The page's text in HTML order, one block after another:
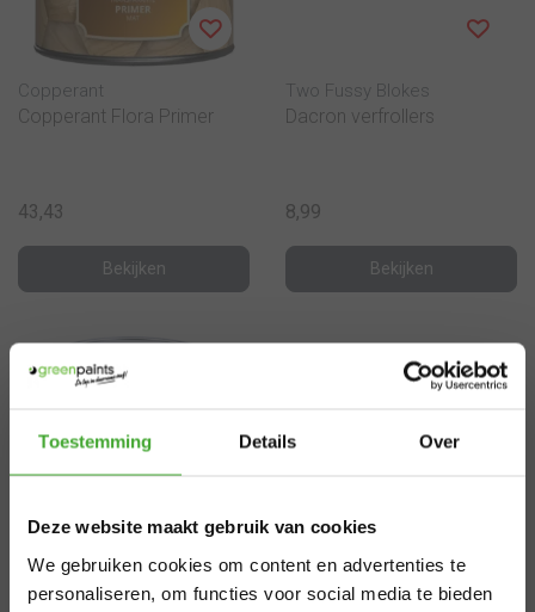
Toestemming Details Over
Deze website maakt gebruik van cookies
We gebruiken cookies om content en advertenties te
personaliseren, om functies voor social media te bieden
Copperant
Copperant Flora Primer
43,43
Bekijken
Two Fussy Blokes
Dacron verfrollers
8,99
Bekijken
×
Aangepaste
levertijden